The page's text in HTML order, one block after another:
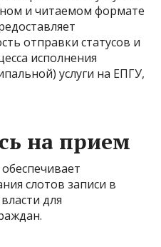
и читаемом формате
отправки статусов и
исполнения
услуги на ЕПГУ,
на прием
слотов записи в
для